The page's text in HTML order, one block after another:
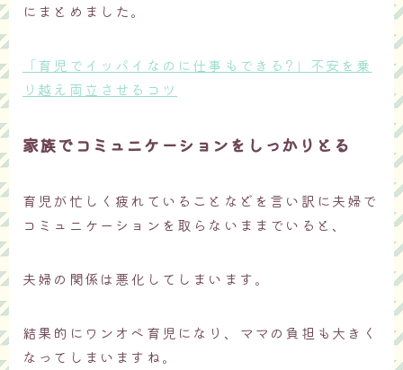
にまとめました。
「育児でイッパイなのに仕事もできる?」不安を乗
り越え両立させるコツ
家族でコミュニケーションをしっかりとる
育児が忙しく疲れていることなどを言い訳に夫婦で
コミュニケーションを取らないままでいると、
夫婦の関係は悪化してしまいます。
結果的にワンオペ育児になり、ママの負担も大きく
なってしまいますね。